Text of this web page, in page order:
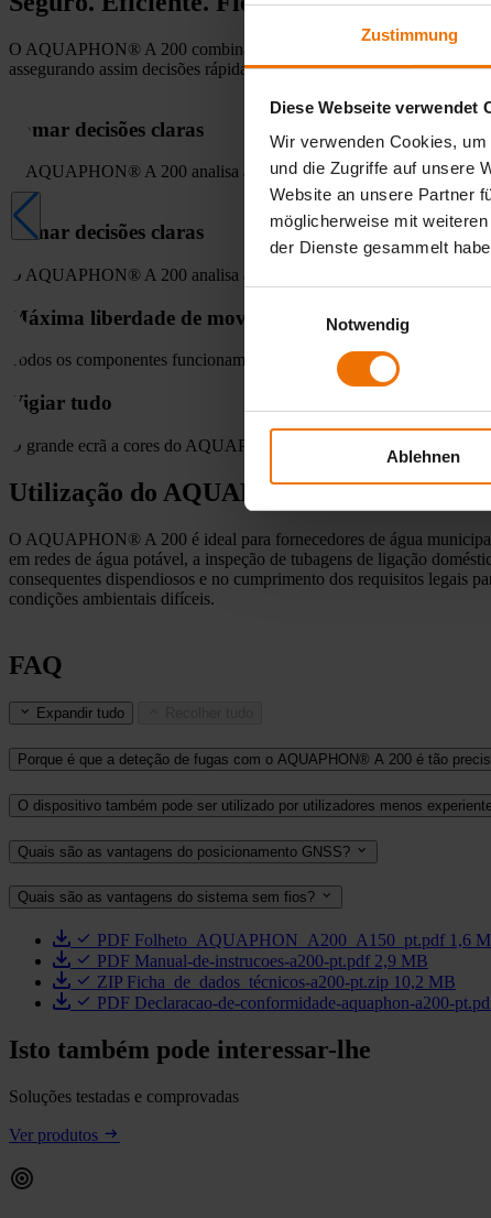
Zustimmung
Diese Webseite verwendet
Wir verwenden Cookies,
und die Zugriffe auf unsere
Website an unsere Partner
möglicherweise mit
der Dienste gesammelt
Notwendig
Ablehnen
O AQUAPHON® A 200 combina a máxima precisão de medição
assegurando assim decisões rápidas e bem fundamentadas.
Tomar decisões claras
O AQUAPHON® A 200 analisa automaticamente o ruído e sugere
Tomar decisões claras
O AQUAPHON® A 200 analisa automaticamente o ruído e sugere
Máxima liberdade de movimentos
Todos os componentes funcionam sem fios - sem os incómodos cabos
Vigiar tudo
O grande ecrã a cores do AQUAPHON® A 200 mostra as
Utilização do AQUAPHON® A 200 -
O AQUAPHON® A 200 é ideal para fornecedores de água
em redes de água potável, a inspeção de tubagens de ligação
consequentes dispendiosos e no cumprimento dos requisitos legais
condições ambientais difíceis.
FAQ
Expandir tudo
Porque é que a deteção de fugas com o AQUAPHON® A 200 é tão
O dispositivo também pode ser utilizado por utilizadores menos
Quais são as vantagens do posicionamento GNSS?
Quais são as vantagens do sistema sem fios?
PDF Folheto_AQUAPHON_A200_A150_pt.pdf 1,6
PDF Manual-de-instrucoes-a200-pt.pdf 2,9 MB
ZIP Ficha_de_dados_técnicos-a200-pt.zip 10,2 MB
PDF Declaracao-de-conformidade-aquaphon-a200-
Isto também pode interessar-lhe
Soluções testadas e comprovadas
Ver produtos